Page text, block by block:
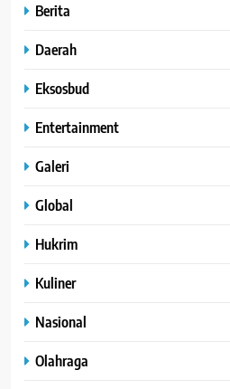
Berita
Daerah
Eksosbud
Entertainment
Galeri
Global
Hukrim
Kuliner
Nasional
Olahraga